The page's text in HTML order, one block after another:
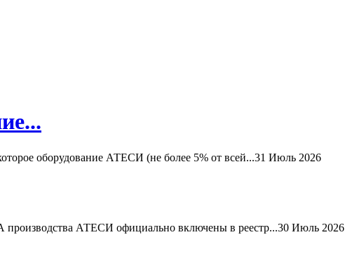
оборудование АТЕСИ (не более 5% от всей...31 Июль 2026
АТЕСИ официально включены в реестр...30 Июль 2026